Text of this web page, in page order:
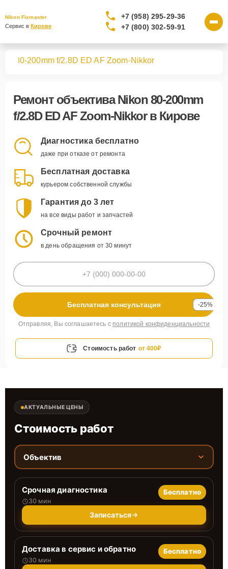
Nikon Fixmaster
Сервис в Кирове
+7 (958) 295-29-36
+7 (800) 302-59-91
80-200mm f/2.8D ED AF Zoom-Nikkor
Ремонт объектива Nikon 80-200mm
f/2.8D ED AF Zoom-Nikkorв Кирове
Диагностика бесплатно
даже при отказе от ремонта
Бесплатная доставка
курьером собственной службы
Гарантия до 3 лет
на все виды работ и запчастей
Срочный ремонт
в день обращения от 30 минут
Бесплатная консультация -25%
Отправляя, Вы соглашаетесь с политикой конфиденциальности
Стоимость работ от 400₽
АКТУАЛЬНЫЕ ЦЕНЫ
Стоимость работ
Объектив
Срочная диагностика
30 мин
Бесплатно
Записаться
Доставка в сервис и обратно
30 мин
Бесплатно